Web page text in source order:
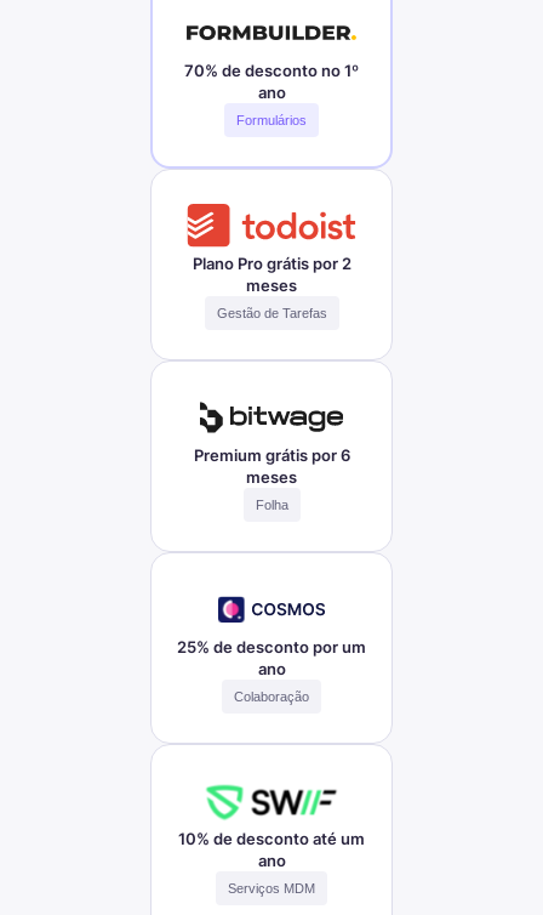
70% de desconto no 1º
ano
Formulários
Plano Pro grátis por 2
meses
Gestão de Tarefas
Premium grátis por 6
meses
Folha
25% de desconto por um
ano
Colaboração
10% de desconto até um
ano
Serviços MDM